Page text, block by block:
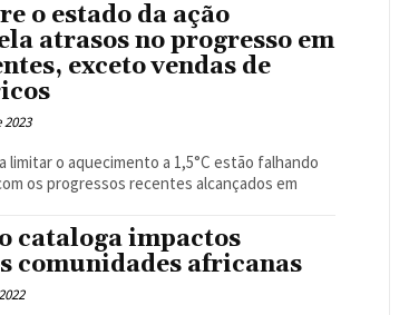
o estado da ação
atrasos no progresso em
exceto vendas de
limitar o aquecimento a 1,5°C estão falhando
os progressos recentes alcançados em
cataloga impactos
comunidades africanas